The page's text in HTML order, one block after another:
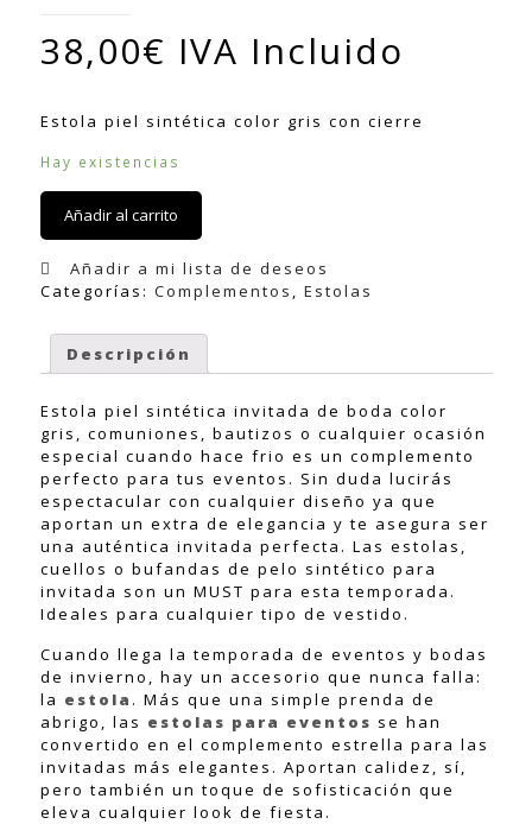
38,00€ IVA Incluido
Estola piel sintética color gris con cierre
Hay existencias
Añadir al carrito
Añadir a mi lista de deseos
Categorías: Complementos , Estolas
Descripción
Estola piel sintética invitada de boda color
gris, comuniones, bautizos o cualquier ocasión
especial cuando hace frio es un complemento
perfecto para tus eventos. Sin duda lucirás
espectacular con cualquier diseño ya que
aportan un extra de elegancia y te asegura ser
una auténtica invitada perfecta. Las estolas,
cuellos o bufandas de pelo sintético para
invitada son un MUST para esta temporada.
Ideales para cualquier tipo de vestido.
Cuando llega la temporada de eventos y bodas
de invierno, hay un accesorio que nunca falla:
la estola . Más que una simple prenda de
abrigo, las estolas para eventos se han
convertido en el complemento estrella para las
invitadas más elegantes. Aportan calidez, sí,
pero también un toque de sofisticación que
eleva cualquier look de fiesta.